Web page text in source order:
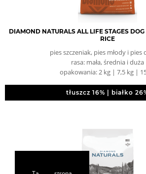
DIAMOND NATURALS ALL LIFE STAGES
RICE
pies szczeniak, pies młody i pies
rasa: mała, średnia i duża
opakowania: 2 kg | 7,5 kg |
tłuszcz 16% | białko